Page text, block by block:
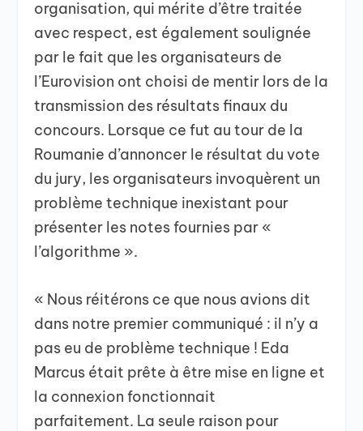
organisation, qui mérite d’être traitée
avec respect, est également soulignée
par le fait que les organisateurs de
l’Eurovision ont choisi de mentir lors de la
transmission des résultats finaux du
concours. Lorsque ce fut au tour de la
Roumanie d’annoncer le résultat du vote
du jury, les organisateurs invoquèrent un
problème technique inexistant pour
présenter les notes fournies par «
l’algorithme ».
« Nous réitérons ce que nous avions dit
dans notre premier communiqué : il n’y a
pas eu de problème technique ! Eda
Marcus était prête à être mise en ligne et
la connexion fonctionnait
parfaitement. La seule raison pour